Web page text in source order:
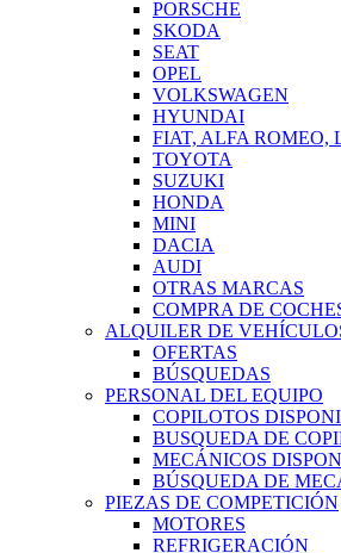
PORSCHE
SKODA
SEAT
OPEL
VOLKSWAGEN
HYUNDAI
FIAT, ALFA ROMEO,
TOYOTA
SUZUKI
HONDA
MINI
DACIA
AUDI
OTRAS MARCAS
COMPRA DE
ALQUILER DE
OFERTAS
BÚSQUEDAS
PERSONAL DEL EQUIPO
COPILOTOS
BUSQUEDA DE
MECÁNICOS
BÚSQUEDA DE
PIEZAS DE COMPETICIÓN
MOTORES
REFRIGERACIÓN